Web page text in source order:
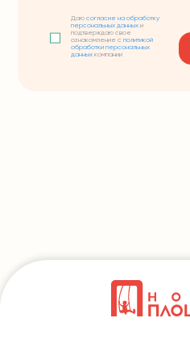
Даюсогласие на обработку
персональных данных и
подтверждаю свое
ознакомление сполитикой
обработки персональных
данных компании